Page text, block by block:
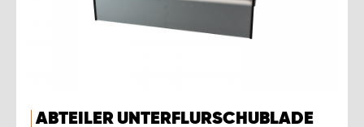
ABTEILER UNTERFLURSCHUBLADE